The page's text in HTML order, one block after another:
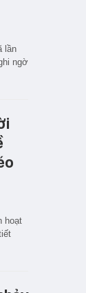
lần
ngờ
hoạt